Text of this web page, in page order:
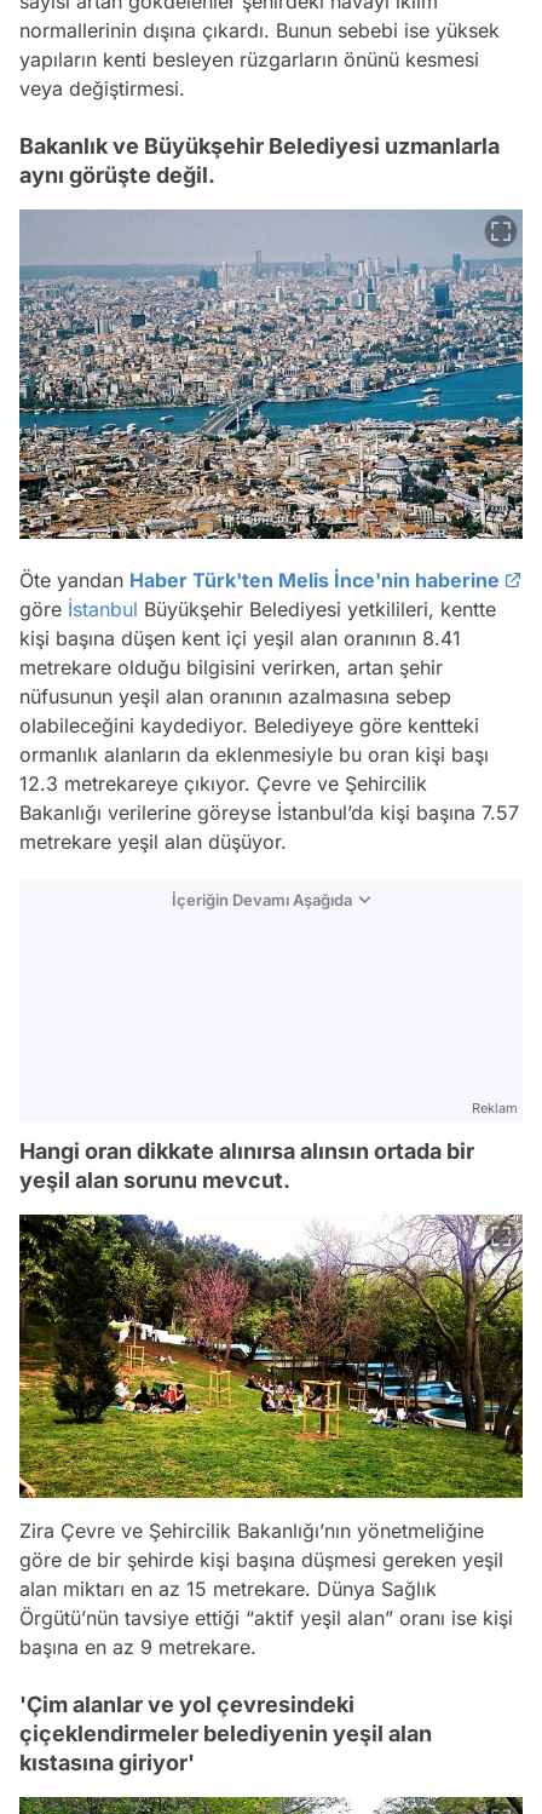
normallerinin dışına çıkardı. Bunun sebebi ise yüksek
yapıların kenti besleyen rüzgarların önünü kesmesi
veya değiştirmesi.
Bakanlık ve Büyükşehir Belediyesi uzmanlarla
aynı görüşte değil.
Öte yandan Haber Türk'ten Melis İnce'nin haberine
göre İstanbul Büyükşehir Belediyesi yetkilileri, kentte
kişi başına düşen kent içi yeşil alan oranının 8.41
metrekare olduğu bilgisini verirken, artan şehir
nüfusunun yeşil alan oranının azalmasına sebep
olabileceğini kaydediyor. Belediyeye göre kentteki
ormanlık alanların da eklenmesiyle bu oran kişi başı
12.3 metrekareye çıkıyor. Çevre ve Şehircilik
Bakanlığı verilerine göreyse İstanbul’da kişi başına 7.57
metrekare yeşil alan düşüyor.
İçeriğin Devamı Aşağıda
Reklam
Hangi oran dikkate alınırsa alınsın ortada bir
yeşil alan sorunu mevcut.
Zira Çevre ve Şehircilik Bakanlığı’nın yönetmeliğine
göre de bir şehirde kişi başına düşmesi gereken yeşil
alan miktarı en az 15 metrekare. Dünya Sağlık
Örgütü’nün tavsiye ettiği “aktif yeşil alan” oranı ise kişi
başına en az 9 metrekare.
'Çim alanlar ve yol çevresindeki
çiçeklendirmeler belediyenin yeşil alan
kıstasına giriyor'